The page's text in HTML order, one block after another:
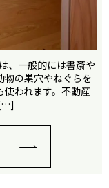
、一般的には書斎や
物の巣穴やねぐらを
われます。不動産